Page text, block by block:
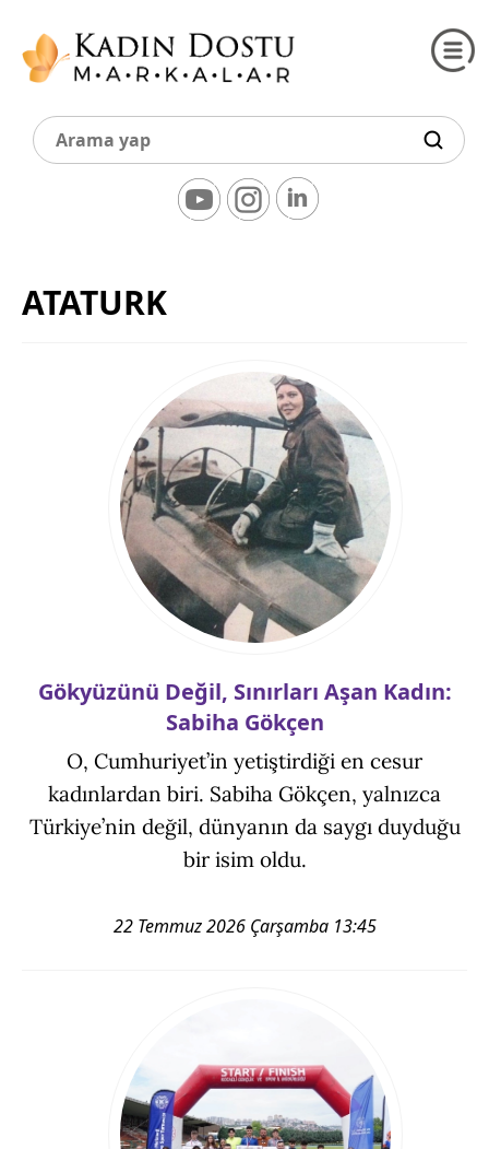
ATATURK
Gökyüzünü Değil, Sınırları Aşan Kadın:
Sabiha Gökçen
O, Cumhuriyet’in yetiştirdiği en cesur
kadınlardan biri. Sabiha Gökçen, yalnızca
Türkiye’nin değil, dünyanın da saygı duyduğu
bir isim oldu.
22 Temmuz 2026 Çarşamba 13:45